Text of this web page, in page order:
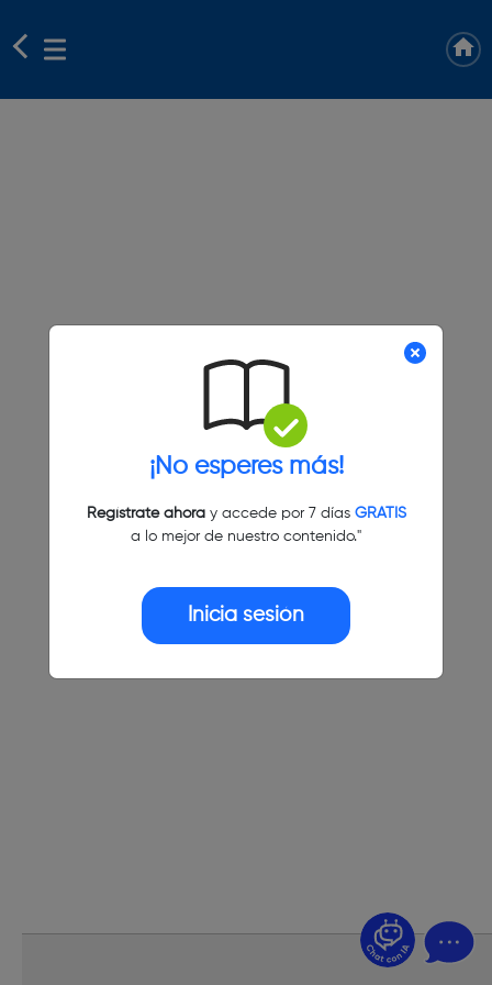
¡No esperes más!
Regístrate ahoray accede por 7 días GRATIS
a lo mejor de nuestro contenido."
Inicia sesión